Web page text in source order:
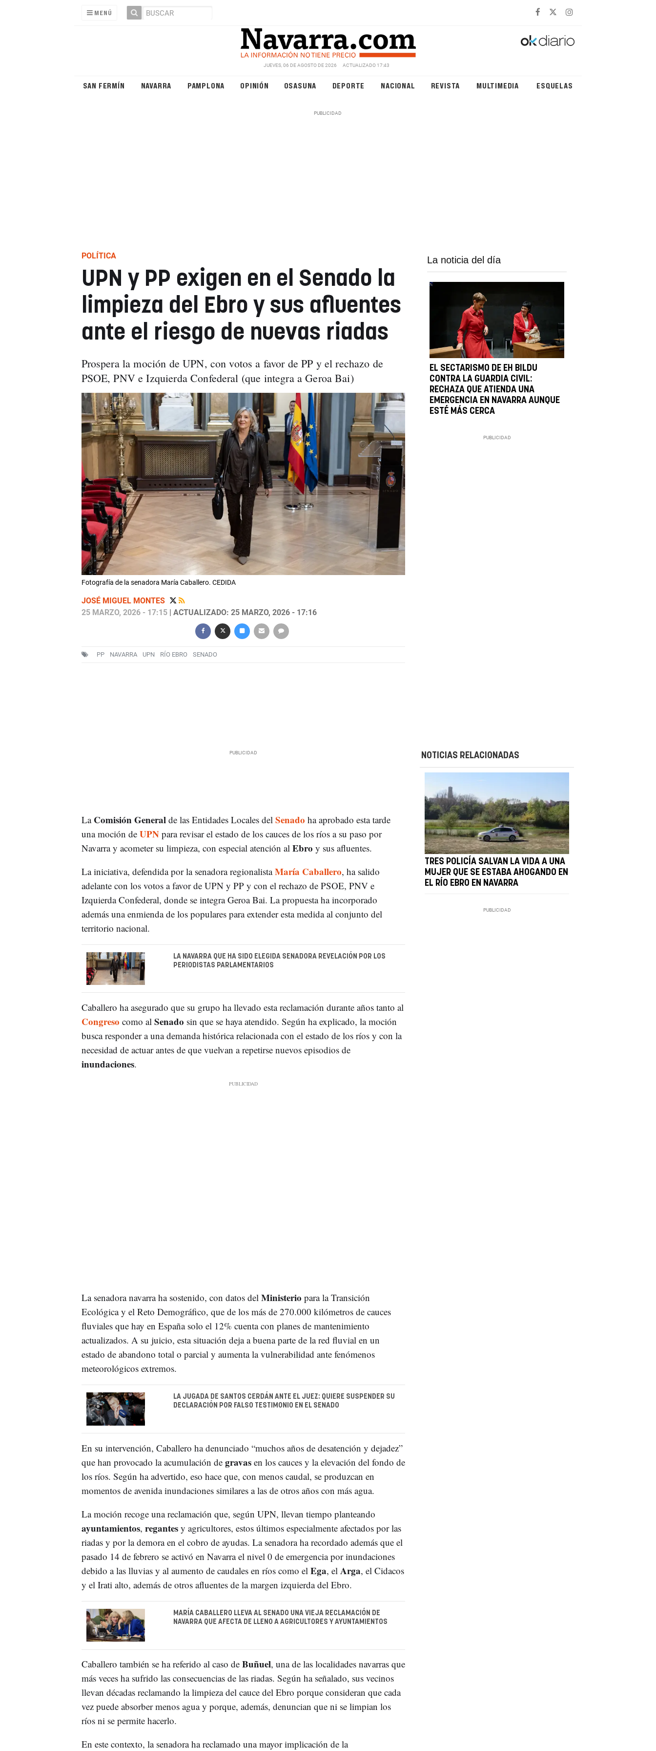
MENÚ
JUEVES, 06 DE AGOSTO DE 2026 ACTUALIZADO 17:43
SAN FERMÍN NAVARRA PAMPLONA OPINIÓN OSASUNA DEPORTE NACIONAL REVISTA MULTIMEDIA ESQUELAS
POLÍTICA
UPN y PP exigen en el Senado la
limpieza del Ebro y sus afluentes
ante el riesgo de nuevas riadas
Prospera la moción de UPN, con votos a favor de PP y el rechazo de
PSOE, PNV e Izquierda Confederal (que integra a Geroa Bai)
Fotografía de la senadora María Caballero. CEDIDA
JOSÉ MIGUEL MONTES
25 MARZO, 2026 - 17:15| ACTUALIZADO: 25 MARZO, 2026 - 17:16
PP NAVARRA UPN RÍO EBRO SENADO
La noticia del día
EL SECTARISMO DE EH BILDU
CONTRA LA GUARDIA CIVIL:
RECHAZA QUE ATIENDA UNA
EMERGENCIA EN NAVARRA AUNQUE
ESTÉ MÁS CERCA
La Comisión General de las Entidades Locales del Senado ha aprobado esta tarde
una moción de UPNpara revisar el estado de los cauces de los ríos a su paso por
Navarra y acometer su limpieza, con especial atención al Ebro y sus afluentes.
La iniciativa, defendida por la senadora regionalistaMaría Caballero, ha salido
adelante con los votos a favor de UPN y PP y con el rechazo de PSOE, PNV e
Izquierda Confederal, donde se integra Geroa Bai. La propuesta ha incorporado
además una enmienda de los populares para extender esta medida al conjunto del
territorio nacional.
LA NAVARRA QUE HA SIDO ELEGIDA SENADORA REVELACIÓN POR LOS
PERIODISTAS PARLAMENTARIOS
Caballero ha asegurado que su grupo ha llevado esta reclamación durante años tanto al
Congreso como al Senado sin que se haya atendido. Según ha explicado, la moción
busca responder a una demanda histórica relacionada con el estado de los ríos y con la
necesidad de actuar antes de que vuelvan a repetirse nuevos episodios de
inundaciones.
La senadora navarra ha sostenido, con datos del Ministerio para la Transición
Ecológica y el Reto Demográfico, que de los más de 270.000 kilómetros de cauces
fluviales que hay en España solo el 12% cuenta con planes de mantenimiento
actualizados. A su juicio, esta situación deja a buena parte de la red fluvial en un
estado de abandono total o parcial y aumenta la vulnerabilidad ante fenómenos
meteorológicos extremos.
LA JUGADA DE SANTOS CERDÁN ANTE EL JUEZ: QUIERE SUSPENDER SU
DECLARACIÓN POR FALSO TESTIMONIO EN EL SENADO
En su intervención, Caballero ha denunciado “muchos años de desatención y dejadez”
que han provocado la acumulación de gravasen los cauces y la elevación del fondo de
los ríos. Según ha advertido, eso hace que, con menos caudal, se produzcan en
momentos de avenida inundaciones similares a las de otros años con más agua.
La moción recoge una reclamación que, según UPN, llevan tiempo planteando
ayuntamientos, regantesy agricultores, estos últimos especialmente afectados por las
riadas y por la demora en el cobro de ayudas. La senadora ha recordado además que el
pasado 14 de febrero se activó en Navarra el nivel 0 de emergencia por inundaciones
debido a las lluvias y al aumento de caudales en ríos como el Ega, el Arga, el Cidacos
y el Irati alto, además de otros afluentes de la margen izquierda del Ebro.
MARÍA CABALLERO LLEVA AL SENADO UNA VIEJA RECLAMACIÓN DE
NAVARRA QUE AFECTA DE LLENO A AGRICULTORES Y AYUNTAMIENTOS
Caballero también se ha referido al caso de Buñuel, una de las localidades navarras que
más veces ha sufrido las consecuencias de las riadas. Según ha señalado, sus vecinos
llevan décadas reclamando la limpieza del cauce del Ebro porque consideran que cada
vez puede absorber menos agua y porque, además, denuncian que ni se limpian los
ríos ni se permite hacerlo.
En este contexto, la senadora ha reclamado una mayor implicación de la
NOTICIAS RELACIONADAS
TRES POLICÍA SALVAN LA VIDA A UNA
MUJER QUE SE ESTABA AHOGANDO EN
EL RÍO EBRO EN NAVARRA